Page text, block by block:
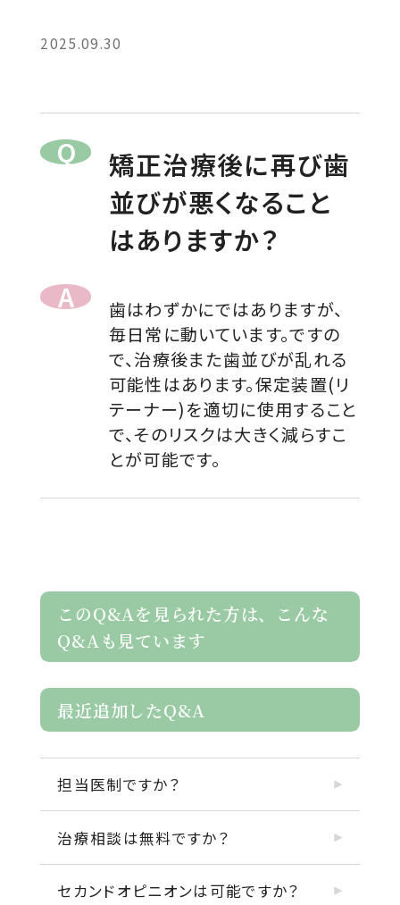
2025.09.30
矯正治療後に再び歯
並びが悪くなること
はありますか？
歯はわずかにではありますが、
毎日常に動いています。ですの
で、治療後また歯並びが乱れる
可能性はあります。保定装置(リ
テーナー)を適切に使用すること
で、そのリスクは大きく減らすこ
とが可能です。
このQ&Aを見られた方は、こんな
Q&Aも見ています
最近追加したQ&A
担当医制ですか？
治療相談は無料ですか？
セカンドオピニオンは可能ですか？